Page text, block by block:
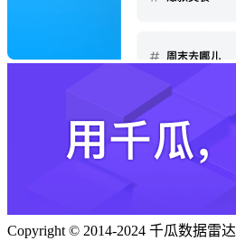
Copyright © 2014-2024 千瓜数据雷达